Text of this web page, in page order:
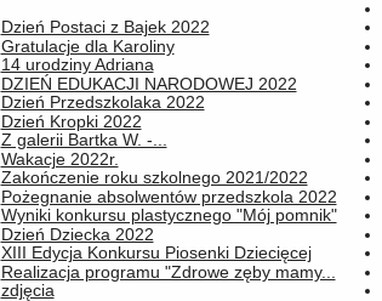
Dzień Postaci z Bajek 2022
Gratulacje dla Karoliny
14 urodziny Adriana
DZIEŃ EDUKACJI NARODOWEJ 2022
Dzień Przedszkolaka 2022
Dzień Kropki 2022
Z galerii Bartka W. -...
Wakacje 2022r.
Zakończenie roku szkolnego 2021/2022
Pożegnanie absolwentów przedszkola 2022
Wyniki konkursu plastycznego "Mój pomnik"
Dzień Dziecka 2022
XIII Edycja Konkursu Piosenki Dziecięcej
Realizacja programu "Zdrowe zęby mamy...
zdjęcia